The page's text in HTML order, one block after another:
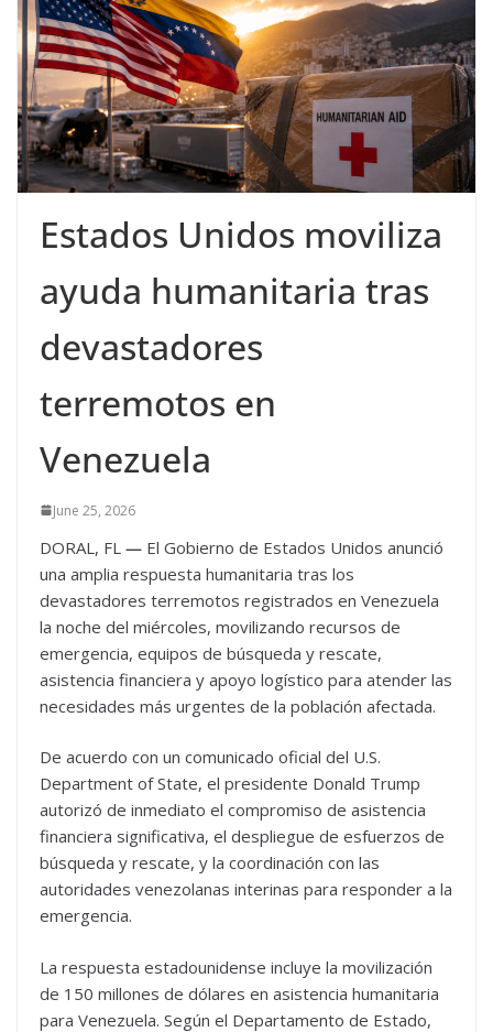
Estados Unidos moviliza
ayuda humanitaria tras
devastadores
terremotos en
Venezuela
June 25, 2026
DORAL, FL — El Gobierno de Estados Unidos anunció
una amplia respuesta humanitaria tras los
devastadores terremotos registrados en Venezuela
la noche del miércoles, movilizando recursos de
emergencia, equipos de búsqueda y rescate,
asistencia financiera y apoyo logístico para atender las
necesidades más urgentes de la población afectada.
De acuerdo con un comunicado oficial del U.S.
Department of State, el presidente Donald Trump
autorizó de inmediato el compromiso de asistencia
financiera significativa, el despliegue de esfuerzos de
búsqueda y rescate, y la coordinación con las
autoridades venezolanas interinas para responder a la
emergencia.
La respuesta estadounidense incluye la movilización
de 150 millones de dólares en asistencia humanitaria
para Venezuela. Según el Departamento de Estado,